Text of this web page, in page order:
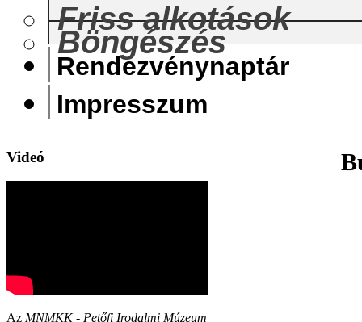
Friss alkotások
Böngészés
Rendezvénynaptár
Impresszum
Videó
Az MNMKK - Petőfi Irodalmi Múzeum